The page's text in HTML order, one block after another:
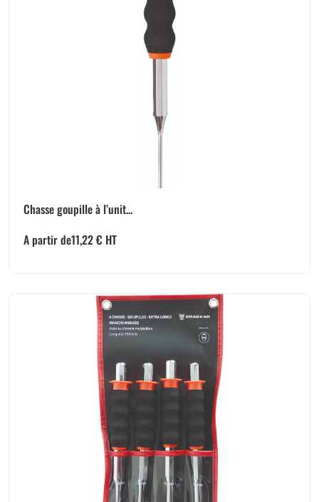
Chasse goupille à l’unit...
A partir de11,22€ HT